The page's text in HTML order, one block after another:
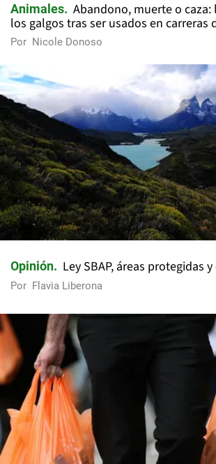
Animales
Abandono, muerte o
los galgos tras ser usados en carreras
Por Nicole Donoso
Opinión Ley SBAP, áreas protegidas
Por Flavia Liberona